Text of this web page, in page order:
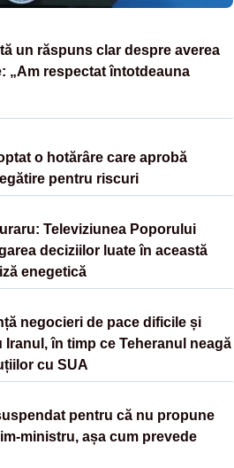
un răspuns clar despre averea
„Am respectat întotdeauna
o hotărâre care aprobă
pentru riscuri
Televiziunea Poporului
deciziilor luate în această
enegetică
negocieri de pace dificile și
în timp ce Teheranul neagă
cu SUA
pentru că nu propune
ministru, așa cum prevede